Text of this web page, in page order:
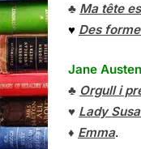
♣ Ma tête
♥ Des
Jane Austen
♣ Orgull i
♥ Lady
♦ Emma.